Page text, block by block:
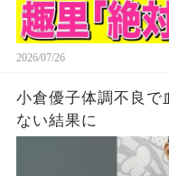
2026/07/26
小倉優子体調不良で
ない結果に